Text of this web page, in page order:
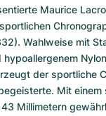
Maurice
Wahlweise mit
der sportliche
Mit einem
Millimetern